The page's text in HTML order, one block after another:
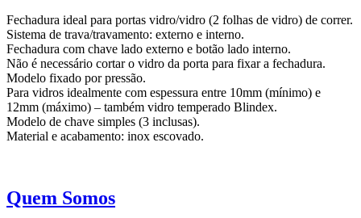
Fechadura ideal para portas vidro/vidro (2 folhas de vidro) de correr.
Sistema de trava/travamento: externo e interno.
Fechadura com chave lado externo e botão lado interno.
Não é necessário cortar o vidro da porta para fixar a fechadura.
Modelo fixado por pressão.
Para vidros idealmente com espessura entre 10mm (mínimo) e
12mm (máximo) – também vidro temperado Blindex.
Modelo de chave simples (3 inclusas).
Material e acabamento: inox escovado.
Quem Somos